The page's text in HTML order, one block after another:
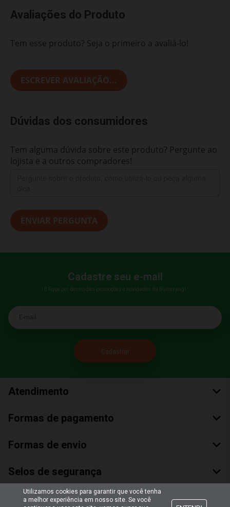
Avaliações do Produto
Tem esse produto? Seja o primeiro a avaliá-lo!
ESCREVER AVALIAÇÃO...
Dúvidas dos consumidores
Tem alguma dúvida sobre este produto? Pergunte ao
lojista e a outros compradores!
ENVIAR PERGUNTA
Cadastre seu e-mail
E fique por dentro das promoções e novidades da Bumerang!
E-mail
Atendimento
Formas de pagamento
Formas de envio
Selos de segurança
Utilizamos cookies para garantir que você tenha
a melhor experiência em nosso site. Se você